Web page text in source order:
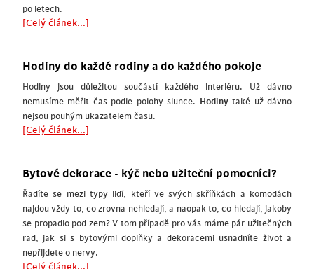
po letech.
[Celý článek...]
Hodiny do každé rodiny a do každého pokoje
Hodiny jsou důležitou součástí každého interiéru. Už dávno
nemusíme měřit čas podle polohy slunce.
Hodinytaké už dávno
nejsou pouhým ukazatelem času.
[Celý článek...]
Bytové dekorace - kýč nebo užiteční pomocníci?
Řadíte se mezi typy lidí, kteří ve svých skříňkách a komodách
najdou vždy to, co zrovna nehledají, a naopak to, co hledají, jakoby
se propadlo pod zem? V tom případě pro vás máme pár užitečných
rad, jak si s bytovými doplňky a dekoracemi usnadníte život a
nepřijdete o nervy.
[Celý článek...]